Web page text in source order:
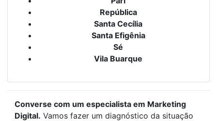
República
Santa Cecília
Santa Efigênia
Sé
Vila Buarque
Converse com um especialista em Marketing
Digital. Vamos fazer um diagnóstico da situação